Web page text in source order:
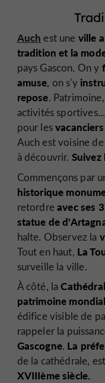
Auch est une ville
tradition et la
pays Gascon. On y
amuse, on s'y
repose.
activités
pour lesvacanciers
Auch est voisine
à découvrir. Suivez
Commençons par
historique
retordreavec ses
statue de
halte. Observez la
Tout en haut, La
surveille la ville.
À côté, la
patrimoine
édifice visible de
rappeler la
Gascogne. La
de la cathédrale, est
XVIIIème siècle.